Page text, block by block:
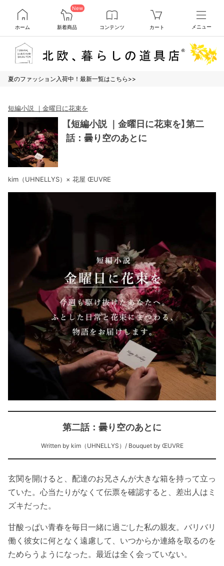
ホーム
New
新着商品 コンテンツ カート メニュー
夏のファッション入荷中！最新一覧はこちら>>
短編小説 ｜金曜日に花束を
【短編小説 ｜金曜日に花束を】第二
話：曇り空のあとに
kim（UHNELLYS）× 花屋 ŒUVRE
第二話：曇り空のあとに
Written by kim（UHNELLYS）/ Bouquet by ŒUVRE
玄関を開けると、配達のお兄さんが大きな箱を持って立っ
ていた。心当たりがなくて伝票を確認すると、差出人はミ
ズキだった。
甘酸っぱい青春を毎日一緒に過ごした私の親友。バリバリ
働く彼女に何となく遠慮して、いつからか連絡を取るのを
ためらうようになった。最近は全く会っていない。